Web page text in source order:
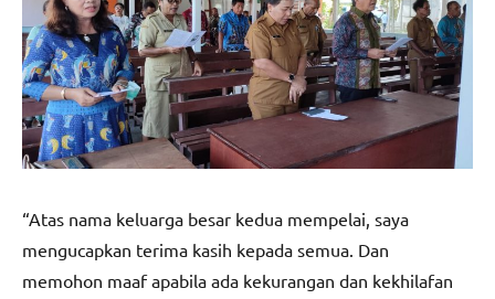
“Atas nama keluarga besar kedua mempelai, saya
mengucapkan terima kasih kepada semua. Dan
memohon maaf apabila ada kekurangan dan kekhilafan